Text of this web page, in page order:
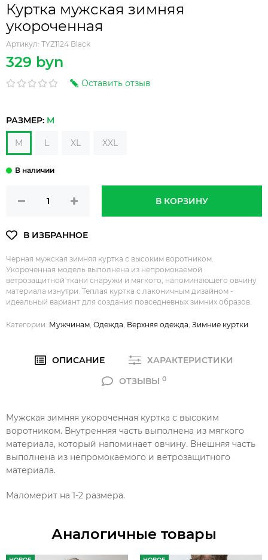
Куртка мужская зимняя
укороченная
Артикул: TYZ1124 Black
329 byn
Оставить отзыв
РАЗМЕР: M
M L XL XXL
В КОРЗИНУ
Черная мужская зимняя куртка с высоким воротником.
Укороченная модель выполнена из непромокаемой
ветрозащитной ткани снаружи и мягкого, напоминающего овчину
материала изнутри. Теплая куртка с лаконичным дизайном -
идеальный вариант для создания повседневных зимних образов.
Категории: Мужчинам, Одежда, Верхняя одежда, Зимние куртки
ОПИСАНИЕ
ХАРАКТЕРИСТИКИ
ОТЗЫВЫ 0
Мужская зимняя укороченная куртка с высоким
воротником. Внутренняя часть выполнена из мягкого
материала, который напоминает овчину. Внешняя часть
выполнена из непромокаемого и ветрозащитного
материала.
Маломерит на 1-2 размера.
Аналогичные товары